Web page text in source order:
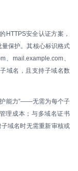
HTTPS安全认证方案，
保护。其核心标识格式
、mail.example.com、
域名，且支持子域名数
能力”——无需为每个子
理成本；与多域名证书
子域名时无需重新审核或